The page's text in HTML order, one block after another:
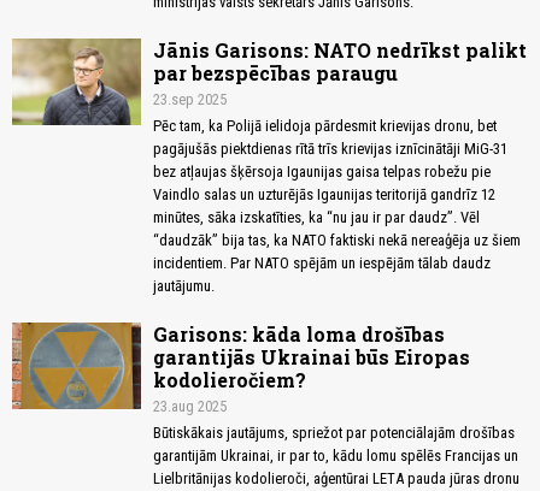
Jānis Garisons: NATO nedrīkst palikt
par bezspēcības paraugu
23.sep 2025
Pēc tam, ka Polijā ielidoja pārdesmit krievijas dronu, bet
pagājušās piektdienas rītā trīs krievijas iznīcinātāji MiG-31
bez atļaujas šķērsoja Igaunijas gaisa telpas robežu pie
Vaindlo salas un uzturējās Igaunijas teritorijā gandrīz 12
minūtes, sāka izskatīties, ka “nu jau ir par daudz”. Vēl
“daudzāk” bija tas, ka NATO faktiski nekā nereaģēja uz šiem
incidentiem. Par NATO spējām un iespējām tālab daudz
jautājumu.
Garisons: kāda loma drošības
garantijās Ukrainai būs Eiropas
kodolieročiem?
23.aug 2025
Būtiskākais jautājums, spriežot par potenciālajām drošības
garantijām Ukrainai, ir par to, kādu lomu spēlēs Francijas un
Lielbritānijas kodolieroči, aģentūrai LETA pauda jūras dronu